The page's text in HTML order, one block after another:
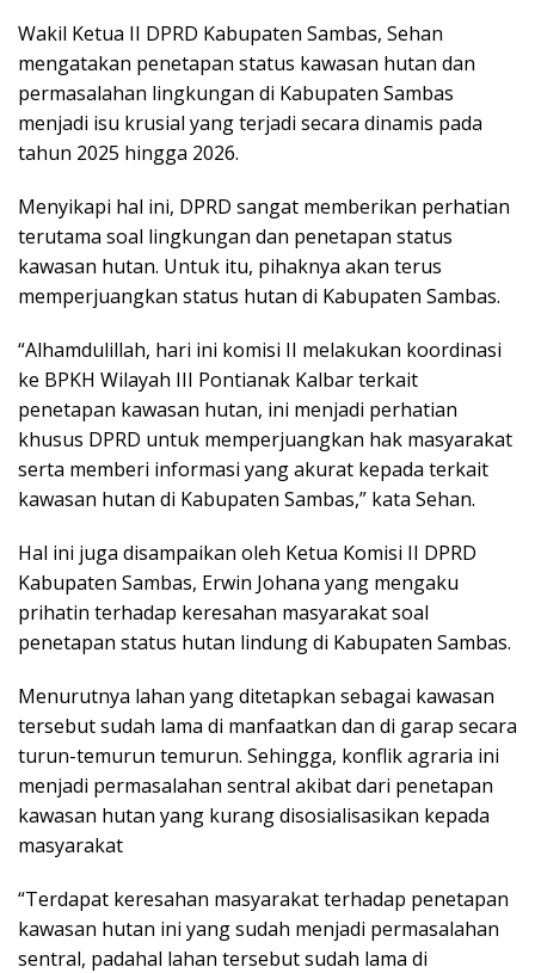
Wakil Ketua II DPRD Kabupaten Sambas, Sehan
mengatakan penetapan status kawasan hutan dan
permasalahan lingkungan di Kabupaten Sambas
menjadi isu krusial yang terjadi secara dinamis pada
tahun 2025 hingga 2026.
Menyikapi hal ini, DPRD sangat memberikan perhatian
terutama soal lingkungan dan penetapan status
kawasan hutan. Untuk itu, pihaknya akan terus
memperjuangkan status hutan di Kabupaten Sambas.
“Alhamdulillah, hari ini komisi II melakukan koordinasi
ke BPKH Wilayah III Pontianak Kalbar terkait
penetapan kawasan hutan, ini menjadi perhatian
khusus DPRD untuk memperjuangkan hak masyarakat
serta memberi informasi yang akurat kepada terkait
kawasan hutan di Kabupaten Sambas,” kata Sehan.
Hal ini juga disampaikan oleh Ketua Komisi II DPRD
Kabupaten Sambas, Erwin Johana yang mengaku
prihatin terhadap keresahan masyarakat soal
penetapan status hutan lindung di Kabupaten Sambas.
Menurutnya lahan yang ditetapkan sebagai kawasan
tersebut sudah lama di manfaatkan dan di garap secara
turun-temurun temurun. Sehingga, konflik agraria ini
menjadi permasalahan sentral akibat dari penetapan
kawasan hutan yang kurang disosialisasikan kepada
masyarakat
“Terdapat keresahan masyarakat terhadap penetapan
kawasan hutan ini yang sudah menjadi permasalahan
sentral, padahal lahan tersebut sudah lama di